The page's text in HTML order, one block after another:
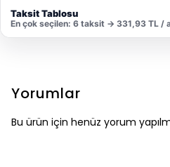
Taksit Tablosu
En çok seçilen: 6 taksit → 331,93 TL /
Yorumlar
Bu ürün için henüz yorum